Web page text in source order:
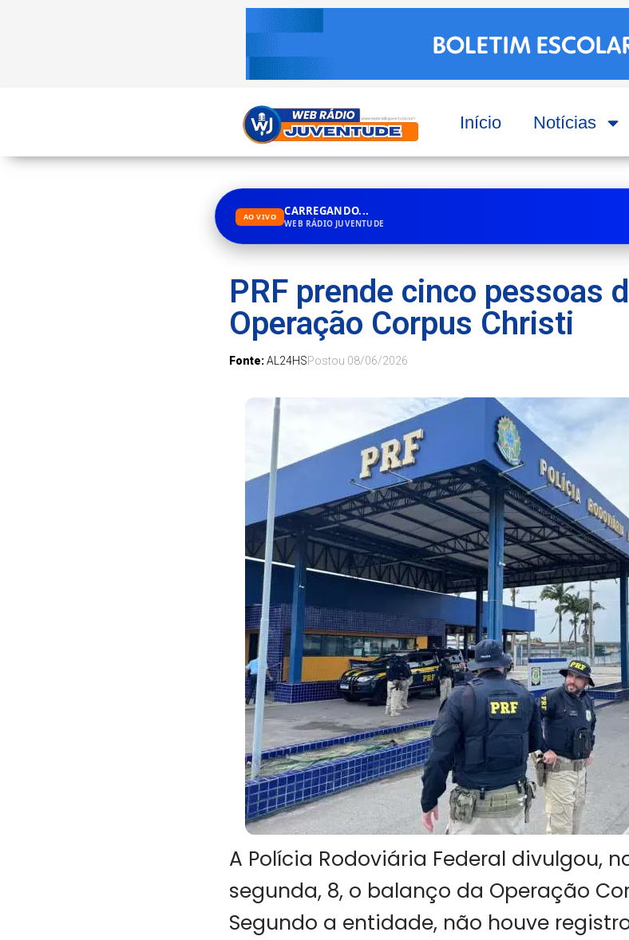
Início Notícias
AO VIVO CARREGANDO...
WEB RÁDIO JUVENTUDE
PRF prende cinco pessoas
Operação Corpus Christi
Fonte:AL24HSPostou 08/06/2026
A Polícia Rodoviária Federal divulgou,
segunda, 8, o balanço da Operação
Segundo a entidade, não houve